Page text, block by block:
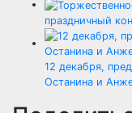
праздничный
12 декабря,
Останина и